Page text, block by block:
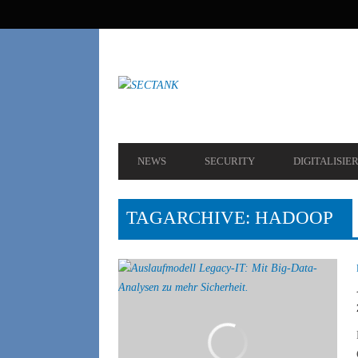
NAVIGATION
NAVIGATION
NEWS SECURITY
TAGARCHIVE: HADOOP